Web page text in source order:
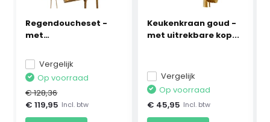
Regendoucheset -
met
Vergelijk
Op voorraad
€ 128,36
€ 119,95 Incl. btw
Keukenkraan goud -
met uitrekbare kop...
Vergelijk
Op voorraad
€ 45,95 Incl. btw